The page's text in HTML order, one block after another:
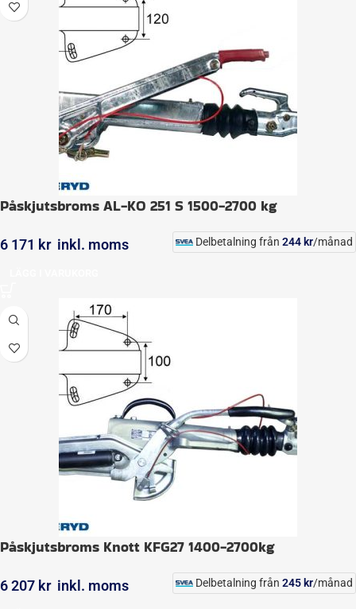
Påskjutsbroms AL-KO 251 S 1500-2700 kg
6 171 kr inkl. moms Delbetalning från 244 kr/månad
Påskjutsbroms Knott KFG27 1400-2700kg
6 207 kr inkl. moms Delbetalning från 245 kr/månad